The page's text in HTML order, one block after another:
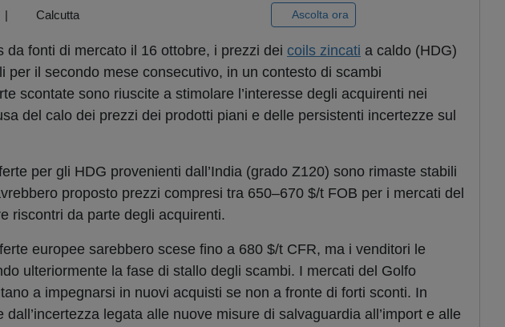
| Calcutta Ascolta ora
fonti di mercato il 16 ottobre, i prezzi dei coils zincati a caldo (HDG)
per il secondo mese consecutivo, in un contesto di scambi
scontate sono riuscite a stimolare l’interesse degli acquirenti nei
del calo dei prezzi dei prodotti piani e delle persistenti incertezze sul
per gli HDG provenienti dall’India (grado Z120) sono rimaste stabili
proposto prezzi compresi tra 650–670 $/t FOB per i mercati del
riscontri da parte degli acquirenti.
europee sarebbero scese fino a 680 $/t CFR, ma i venditori le
ulteriormente la fase di stallo degli scambi. I mercati del Golfo
a impegnarsi in nuovi acquisti se non a fronte di forti sconti. In
legata alle nuove misure di salvaguardia all’import e alle